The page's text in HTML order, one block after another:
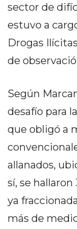
PRIVACIDAD
MAPA
SITIO
DIARIO
DIA
DIARIO
REPORTERO
DIARIO
DE
MEDIOS
sector de
estuvo a
Drogas
de
Según
desafío para
que obligó a
allanados,
sí, se
ya
más de